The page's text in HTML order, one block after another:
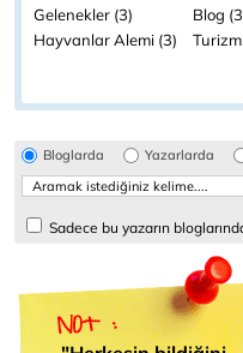
Gelenekler (3)
Blog
Hayvanlar Alemi (3)
Bloglarda Yazarlarda
Sadece bu yazarın